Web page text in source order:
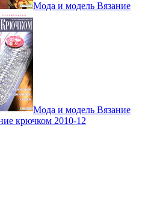
Мода и модель Вязание
Мода и модель Вязание
крючком 2010-12